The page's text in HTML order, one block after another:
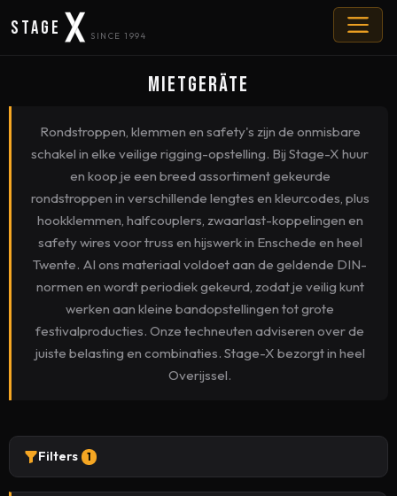
Stage SINCE 1994
Mietgeräte
Rondstroppen, klemmen en safety's zijn de onmisbare
schakel in elke veilige rigging-opstelling. Bij Stage-X huur
en koop je een breed assortiment gekeurde
rondstroppen in verschillende lengtes en kleurcodes, plus
hookklemmen, halfcouplers, zwaarlast-koppelingen en
safety wires voor truss en hijswerk in Enschede en heel
Twente. Al ons materiaal voldoet aan de geldende DIN-
normen en wordt periodiek gekeurd, zodat je veilig kunt
werken aan kleine bandopstellingen tot grote
festivalproducties. Onze techneuten adviseren over de
juiste belasting en combinaties. Stage-X bezorgt in heel
Overijssel.
Filters 1